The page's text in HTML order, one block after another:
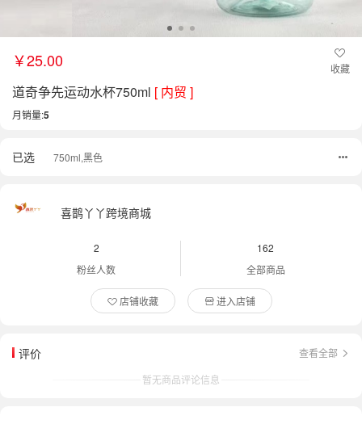
￥25.00 收藏
道奇争先运动水杯750ml [ 内贸 ]
月销量:5
已选 750ml,黑色
喜鹊丫丫跨境商城
2
粉丝人数
162
全部商品
店铺收藏 进入店铺
评价
查看全部
暂无商品评论信息